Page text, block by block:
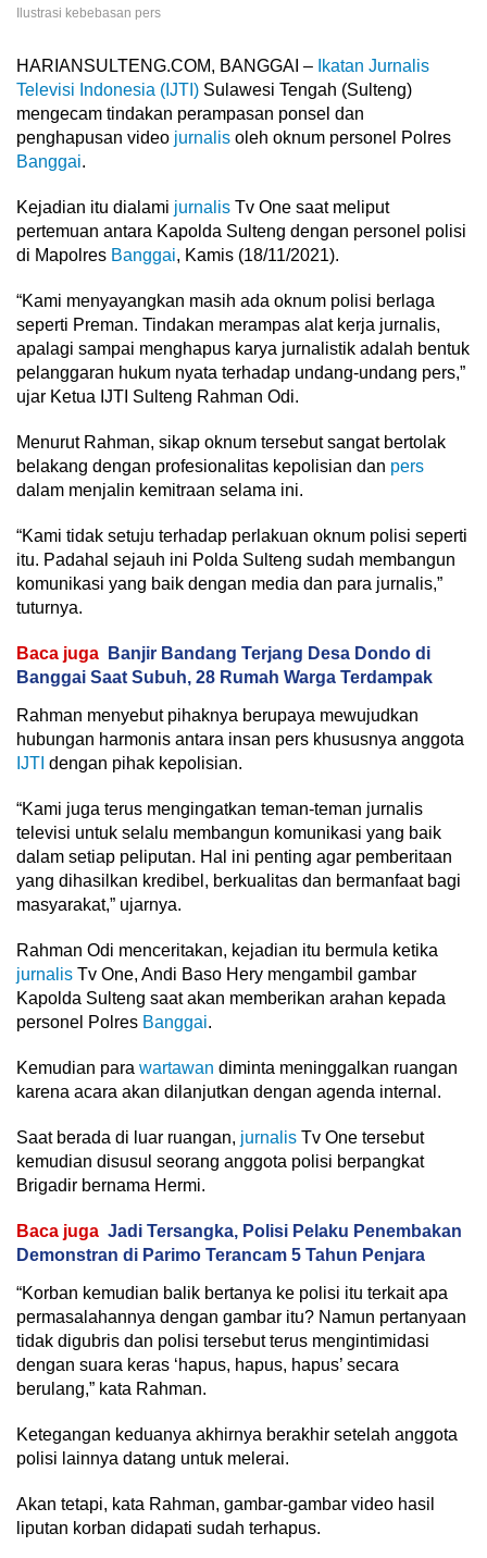
Ilustrasi kebebasan pers
HARIANSULTENG.COM, BANGGAI – Ikatan Jurnalis
Televisi Indonesia (IJTI) Sulawesi Tengah (Sulteng)
mengecam tindakan perampasan ponsel dan
penghapusan video jurnalis oleh oknum personel Polres
Banggai.
Kejadian itu dialami jurnalis Tv One saat meliput
pertemuan antara Kapolda Sulteng dengan personel polisi
di Mapolres Banggai, Kamis (18/11/2021).
“Kami menyayangkan masih ada oknum polisi berlaga
seperti Preman. Tindakan merampas alat kerja jurnalis,
apalagi sampai menghapus karya jurnalistik adalah bentuk
pelanggaran hukum nyata terhadap undang-undang pers,”
ujar Ketua IJTI Sulteng Rahman Odi.
Menurut Rahman, sikap oknum tersebut sangat bertolak
belakang dengan profesionalitas kepolisian dan pers
dalam menjalin kemitraan selama ini.
“Kami tidak setuju terhadap perlakuan oknum polisi seperti
itu. Padahal sejauh ini Polda Sulteng sudah membangun
komunikasi yang baik dengan media dan para jurnalis,”
tuturnya.
Baca juga
Banjir Bandang Terjang Desa Dondo di
Banggai Saat Subuh, 28 Rumah Warga Terdampak
Rahman menyebut pihaknya berupaya mewujudkan
hubungan harmonis antara insan pers khususnya anggota
IJTI dengan pihak kepolisian.
“Kami juga terus mengingatkan teman-teman jurnalis
televisi untuk selalu membangun komunikasi yang baik
dalam setiap peliputan. Hal ini penting agar pemberitaan
yang dihasilkan kredibel, berkualitas dan bermanfaat bagi
masyarakat,” ujarnya.
Rahman Odi menceritakan, kejadian itu bermula ketika
jurnalis Tv One, Andi Baso Hery mengambil gambar
Kapolda Sulteng saat akan memberikan arahan kepada
personel Polres Banggai.
Kemudian para wartawan diminta meninggalkan ruangan
karena acara akan dilanjutkan dengan agenda internal.
Saat berada di luar ruangan, jurnalis Tv One tersebut
kemudian disusul seorang anggota polisi berpangkat
Brigadir bernama Hermi.
Baca juga Jadi Tersangka, Polisi Pelaku Penembakan
Demonstran di Parimo Terancam 5 Tahun Penjara
“Korban kemudian balik bertanya ke polisi itu terkait apa
permasalahannya dengan gambar itu? Namun pertanyaan
tidak digubris dan polisi tersebut terus mengintimidasi
dengan suara keras ‘hapus, hapus, hapus’ secara
berulang,” kata Rahman.
Ketegangan keduanya akhirnya berakhir setelah anggota
polisi lainnya datang untuk melerai.
Akan tetapi, kata Rahman, gambar-gambar video hasil
liputan korban didapati sudah terhapus.